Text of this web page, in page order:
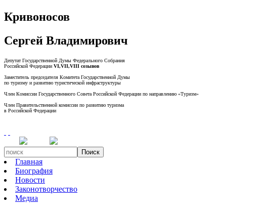
Кривоносов
Сергей Владимирович
Депутат Государственной Думы Федерального Собрания
Российской Федерации VI,VII,VIII созывов
Заместитель председателя Комитета Государственной Думы
по туризму и развитию туристической инфраструктуры
Член Комиссии Государственного Совета Российской Федерации по направлению «Туризм»
Член Правительственной комиссии по развитию туризма
в Российской Федерации
Поиск
Главная
Биография
Новости
Законотворчество
Медиа